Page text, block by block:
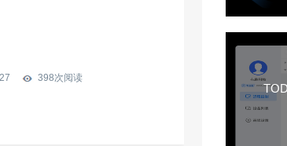
398次阅读